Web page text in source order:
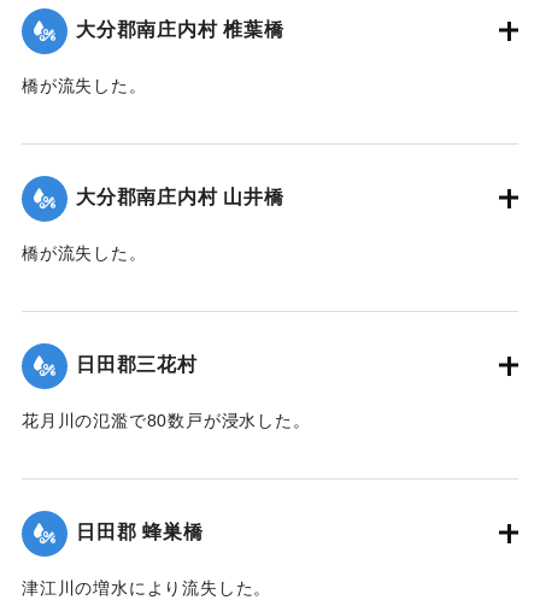
｜固有コード:00330036
大分郡南庄内村 椎葉橋
橋が流失した。
｜固有コード:00330037
大分郡南庄内村 山井橋
橋が流失した。
｜固有コード:00330038
日田郡三花村
花月川の氾濫で80数戸が浸水した。
｜固有コード:00330029
日田郡 蜂巣橋
津江川の増水により流失した。